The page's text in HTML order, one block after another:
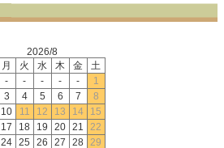
2026/8
月 火 水 木 金
土
- - - - -
1
3 4 5 6 7
8
10 11 12 13 14
15
17 18 19 20 21
22
24 25 26 27 28 29